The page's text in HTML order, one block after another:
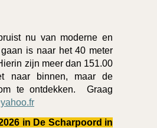
nu van moderne en
is naar het 40 meter
zijn meer dan 151.00
naar binnen, maar de
te ontdekken. Graag
in De Scharpoord in